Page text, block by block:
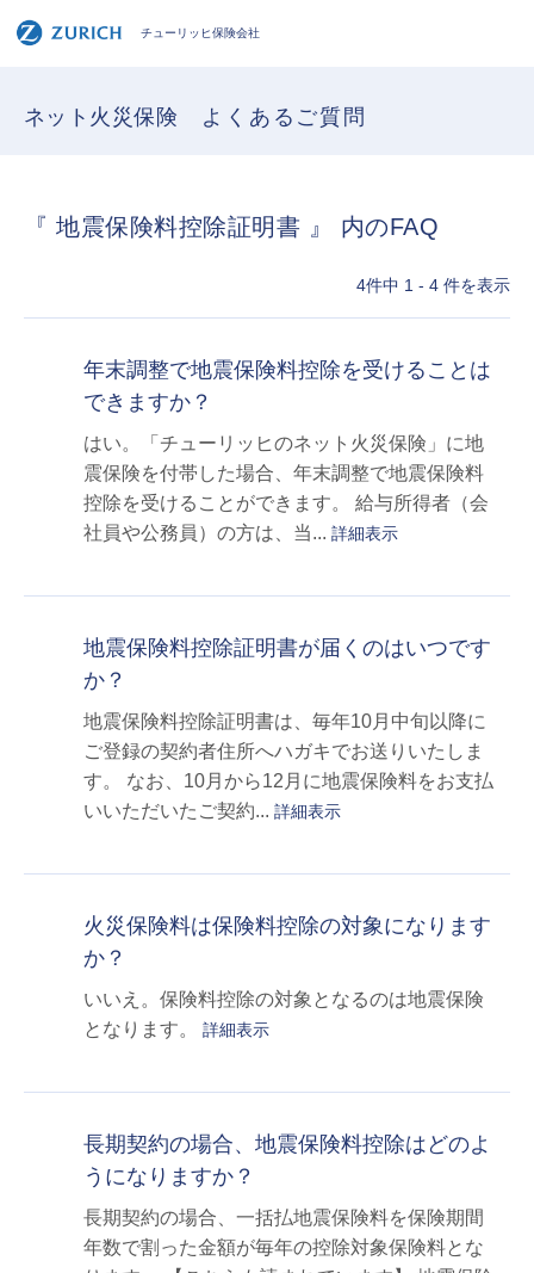
チューリッヒ保険会社
ネット火災保険 よくあるご質問
『 地震保険料控除証明書 』 内のFAQ
4件中 1 - 4 件を表示
年末調整で地震保険料控除を受けることは
できますか？
はい。「チューリッヒのネット火災保険」に地
震保険を付帯した場合、年末調整で地震保険料
控除を受けることができます。 給与所得者（会
社員や公務員）の方は、当... 詳細表示
地震保険料控除証明書が届くのはいつです
か？
地震保険料控除証明書は、毎年10月中旬以降に
ご登録の契約者住所へハガキでお送りいたしま
す。 なお、10月から12月に地震保険料をお支払
いいただいたご契約... 詳細表示
火災保険料は保険料控除の対象になります
か？
いいえ。保険料控除の対象となるのは地震保険
となります。 詳細表示
長期契約の場合、地震保険料控除はどのよ
うになりますか？
長期契約の場合、一括払地震保険料を保険期間
年数で割った金額が毎年の控除対象保険料とな